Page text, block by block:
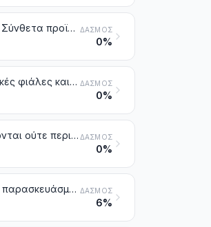
Παρασκευάσματα με την ονομασία «επιταχυντές βουλκανισμού». Σύνθετα προϊόντα για την πλαστικοποίηση του καουτσούκ ή των πλαστικών υλών, που δεν κατονομάζονται ούτε περιλαμβάνονται αλλού. Παρασκευάσματα κατά της οξείδωσης και άλλα σύνθετα προϊόντα για τη στερεοποίηση του καουτσούκ ή των πλαστικών υλών ΔΑΣΜΌΣ
0%
Συνθέσεις και γομώσεις για πυροσβεστικές συσκευές. Πυροσβεστικές φιάλες και βόμβες ΔΑΣΜΌΣ
0%
Διαλυτικά και αραιωτικά οργανικά μείγματα, που δεν κατονομάζονται ούτε περιλαμβάνονται αλλού. Παρασκευάσματα για την αφαίρεση των χρωμάτων επίχρισης ή των βερνικιών ΔΑΣΜΌΣ
0%
Υποκινητές αντίδρασης, επιταχυντές αντίδρασης και καταλυτικά παρασκευάσματα, που δεν κατονομάζονται ούτε περιλαμβάνονται αλλού ΔΑΣΜΌΣ
6%